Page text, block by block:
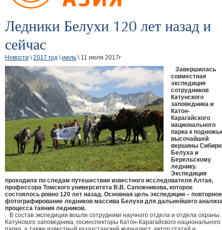
Ледники Белухи 120 лет назад и
сейчас
Новости \2017 год \июль \ 11 июля 2017г
Завершилась
совместная
экспедиция
сотрудников
Катунского
заповедника и
Катон-
Карагайского
национального
парка к
высочайшей
вершины Сибири
Белуха и
Берельскому
леднику.
Экспедиция
проходила по следам путешествия известного исследователя Алтая,
профессора Томского университета В.В. Сапожникова, которое
состоялось ровно 120 лет назад. Основная цель экспедиции – повторное
фотографирование ледников массива Белухи для дальнейшего
процесса таяния ледников.
В состав экспедиции вошли сотрудники научного отдела и отдела охраны
Катунского заповедника, госинспекторы Катон-Карагайского национального